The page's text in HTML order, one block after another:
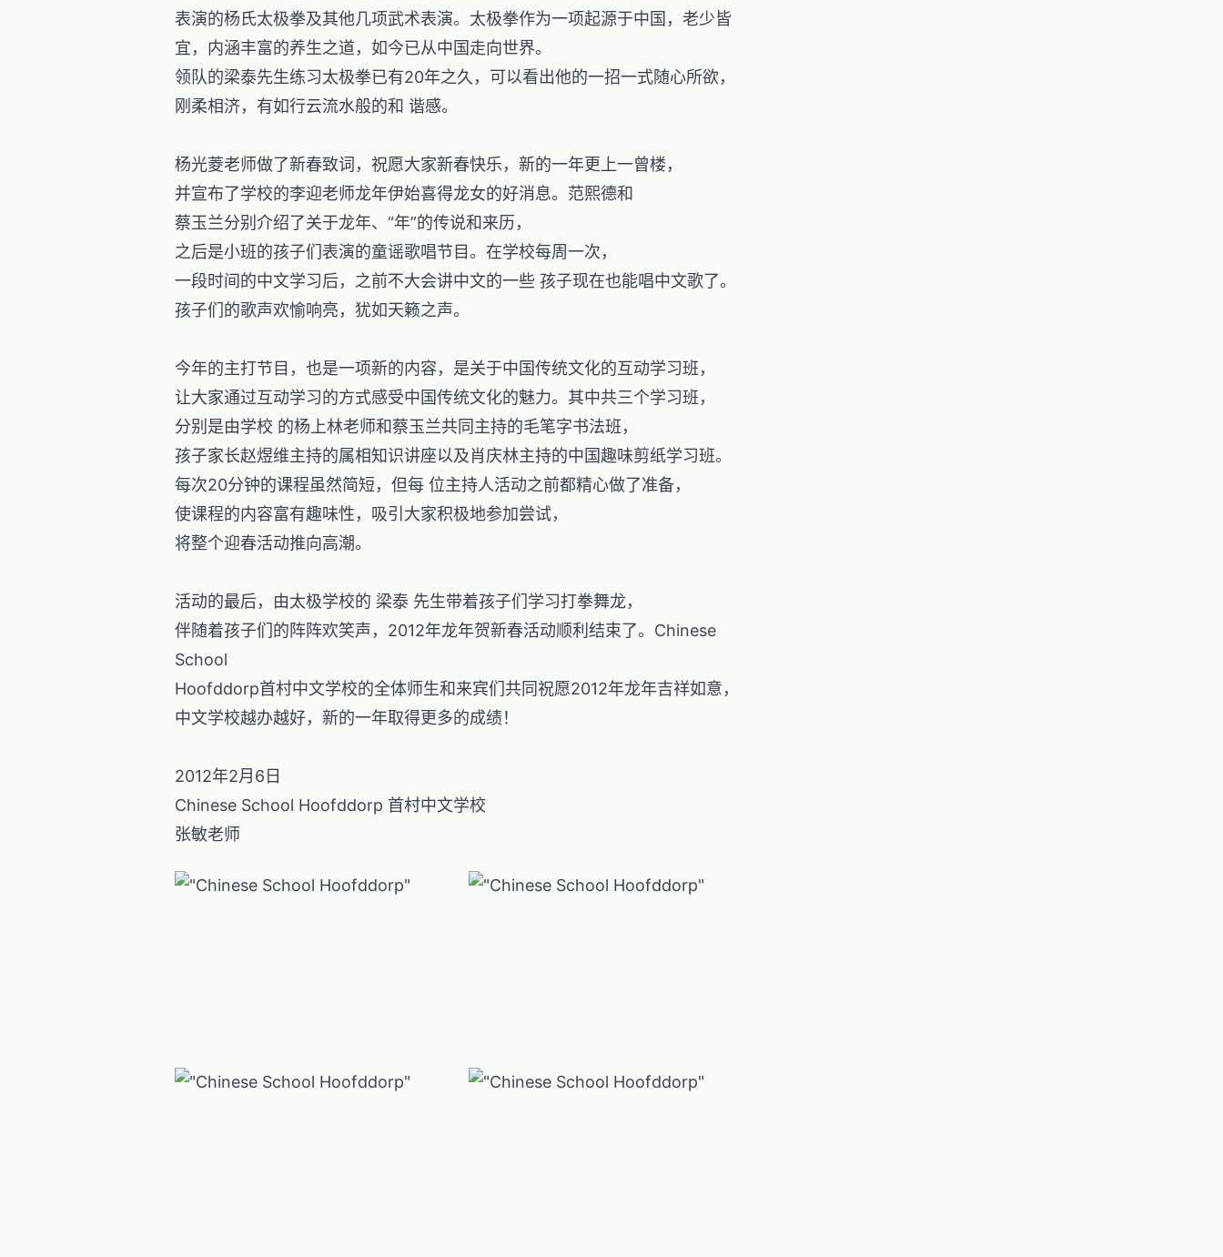
表演的杨氏太极拳及其他几项武术表演。太极拳作为一项起源于中国，老少皆
宜，内涵丰富的养生之道，如今已从中国走向世界。
领队的梁泰先生练习太极拳已有20年之久，可以看出他的一招一式随心所欲，
刚柔相济，有如行云流水般的和 谐感。
杨光菱老师做了新春致词，祝愿大家新春快乐，新的一年更上一曾楼，
并宣布了学校的李迎老师龙年伊始喜得龙女的好消息。范熙德和
蔡玉兰分别介绍了关于龙年、“年”的传说和来历，
之后是小班的孩子们表演的童谣歌唱节目。在学校每周一次，
一段时间的中文学习后，之前不大会讲中文的一些 孩子现在也能唱中文歌了。
孩子们的歌声欢愉响亮，犹如天籁之声。
今年的主打节目，也是一项新的内容，是关于中国传统文化的互动学习班，
让大家通过互动学习的方式感受中国传统文化的魅力。其中共三个学习班，
分别是由学校 的杨上林老师和蔡玉兰共同主持的毛笔字书法班，
孩子家长赵煜维主持的属相知识讲座以及肖庆林主持的中国趣味剪纸学习班。
每次20分钟的课程虽然简短，但每 位主持人活动之前都精心做了准备，
使课程的内容富有趣味性，吸引大家积极地参加尝试，
将整个迎春活动推向高潮。
活动的最后，由太极学校的 梁泰 先生带着孩子们学习打拳舞龙，
伴随着孩子们的阵阵欢笑声，2012年龙年贺新春活动顺利结束了。Chinese
School
Hoofddorp首村中文学校的全体师生和来宾们共同祝愿2012年龙年吉祥如意，
中文学校越办越好，新的一年取得更多的成绩！
2012年2月6日
Chinese School Hoofddorp 首村中文学校
张敏老师